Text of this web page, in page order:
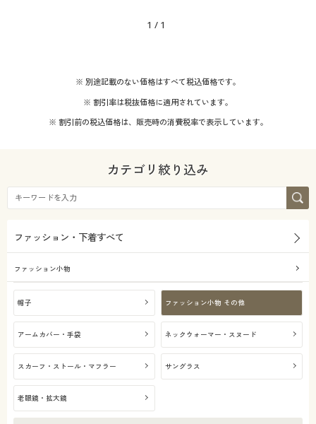
1 / 1
※ 別途記載のない価格はすべて税込価格です。
※ 割引率は税抜価格に適用されています。
※ 割引前の税込価格は、販売時の消費税率で表示しています。
カテゴリ絞り込み
ファッション・下着すべて
ファッション小物
帽子 ファッション小物 その他
アームカバー・手袋 ネックウォーマー・スヌード
スカーフ・ストール・マフラー サングラス
老眼鏡・拡大鏡